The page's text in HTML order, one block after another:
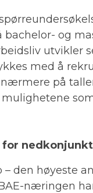
og
utvikler
med å
på
for
den høyeste
næringen